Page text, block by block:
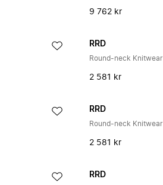
9 762 kr
RRD
Round-neck Knitwear
2 581 kr
RRD
Round-neck Knitwear
2 581 kr
RRD